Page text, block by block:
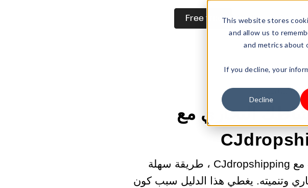
This website stores
and allow us to
and metrics about
If you decline, your
Decline
LOG IN
Free trial
المباشر
نشاطك التجاري مع
يزدهر دروبشيبينغ ، ويوفر Shoplazza ، جنبًا إلى جنب مع CJdropshipping ، طريقة سهلة
وتنميته. يغطي هذا الدليل سبب كون